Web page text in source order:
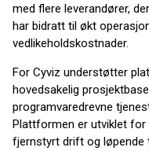
med flere leverandører,
har bidratt til økt
vedlikeholdskostnader.
For Cyviz understøtter
hovedsakelig
programvaredrevne
Plattformen er utviklet for
fjernstyrt drift og løpende